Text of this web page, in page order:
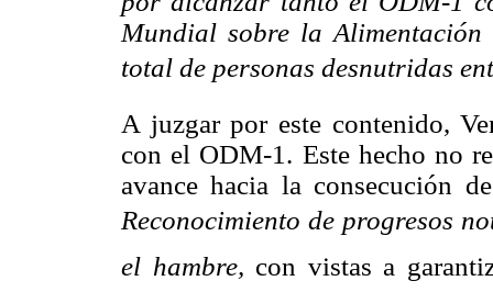
Mundial sobre la
total de personas desnutridas
A juzgar por este contenido,
con el ODM-1. Este hecho no
avance hacia la consecución
Reconocimiento de progresos
el hambre, con vistas a